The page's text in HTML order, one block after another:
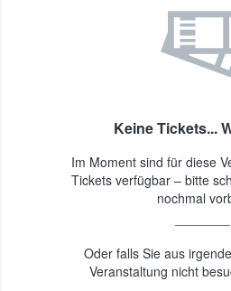
Keine Tickets...
Im Moment sind für diese
Tickets verfügbar – bitte
nochmal
Oder falls Sie aus
Veranstaltung nicht